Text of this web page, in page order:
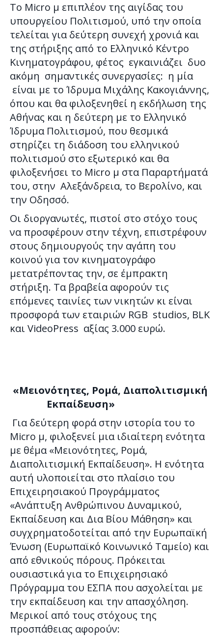
Το Micro μ επιπλέον της αιγίδας του
υπουργείου Πολιτισμού, υπό την οποία
τελείται για δεύτερη συνεχή χρονιά και
της στήριξης από το Ελληνικό Κέντρο
Κινηματογράφου, φέτος εγκαινιάζει δυο
ακόμη σημαντικές συνεργασίες: η μία
είναι με το Ίδρυμα Μιχάλης Κακογιάννης,
όπου και θα φιλοξενηθεί η εκδήλωση της
Αθήνας και η δεύτερη με το Ελληνικό
Ίδρυμα Πολιτισμού, που θεσμικά
στηρίζει τη διάδοση του ελληνικού
πολιτισμού στο εξωτερικό και θα
φιλοξενήσει το Micro μ στα Παραρτήματά
του, στην Αλεξάνδρεια, το Βερολίνο, και
την Οδησσό.
Οι διοργανωτές, πιστοί στο στόχο τους
να προσφέρουν στην τέχνη, επιστρέφουν
στους δημιουργούς την αγάπη του
κοινού για τον κινηματογράφο
μετατρέποντας την, σε έμπρακτη
στήριξη. Τα βραβεία αφορούν τις
επόμενες ταινίες των νικητών κι είναι
προσφορά των εταιριών RGB studios, BLK
και VideoPress αξίας 3.000 ευρώ.
«Μειονότητες, Ρομά, Διαπολιτισμική
Εκπαίδευση»
Για δεύτερη φορά στην ιστορία του το
Micro μ, φιλοξενεί μια ιδιαίτερη ενότητα
με θέμα «Μειονότητες, Ρομά,
Διαπολιτισμική Εκπαίδευση». Η ενότητα
αυτή υλοποιείται στο πλαίσιο του
Επιχειρησιακού Προγράμματος
«Ανάπτυξη Ανθρώπινου Δυναμικού,
Εκπαίδευση και Δια Βίου Μάθηση» και
συγχρηματοδοτείται από την Ευρωπαϊκή
Ένωση (Ευρωπαϊκό Κοινωνικό Ταμείο) και
από εθνικούς πόρους. Πρόκειται
ουσιαστικά για το Επιχειρησιακό
Πρόγραμμα του ΕΣΠΑ που ασχολείται με
την εκπαίδευση και την απασχόληση.
Μερικοί από τους στόχους της
προσπάθειας αφορούν: